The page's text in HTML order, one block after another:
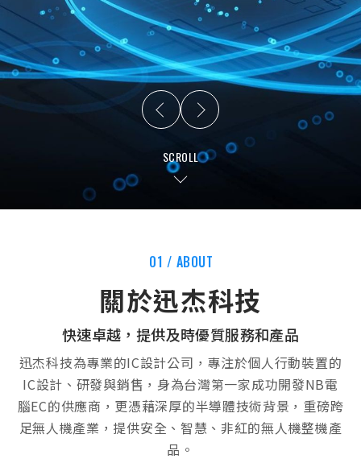
SCROLL
01 / ABOUT
關於迅杰科技
快速卓越，提供及時優質服務和產品
迅杰科技為專業的IC設計公司，專注於個人行動裝置的
IC設計、研發與銷售，身為台灣第一家成功開發NB電
腦EC的供應商，更憑藉深厚的半導體技術背景，重磅跨
足無人機產業，提供安全、智慧、非紅的無人機整機產
品。